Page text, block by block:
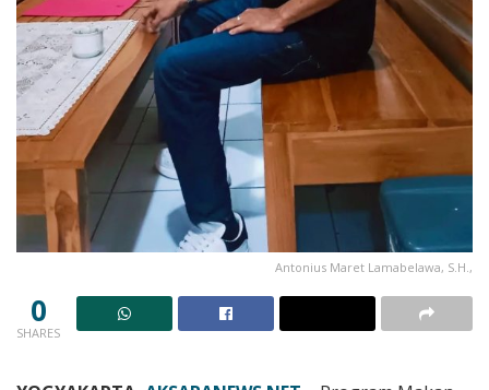
Antonius Maret Lamabelawa, S.H.,
0
SHARES